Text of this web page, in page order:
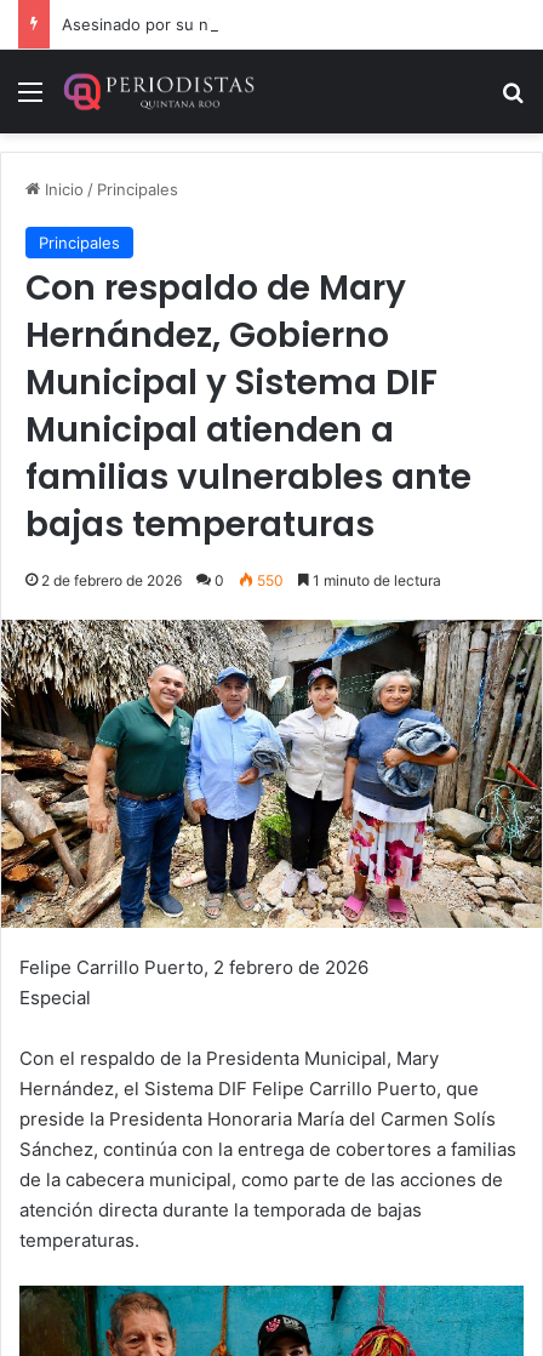
Menú
Inicio / Principales
Principales
Con respaldo de Mary
Hernández, Gobierno
Municipal y Sistema DIF
Municipal atienden a
familias vulnerables ante
bajas temperaturas
2 de febrero de 2026 0 550 1 minuto de lectura
Felipe Carrillo Puerto, 2 febrero de 2026
Especial
Con el respaldo de la Presidenta Municipal, Mary
Hernández, el Sistema DIF Felipe Carrillo Puerto, que
preside la Presidenta Honoraria María del Carmen Solís
Sánchez, continúa con la entrega de cobertores a familias
de la cabecera municipal, como parte de las acciones de
atención directa durante la temporada de bajas
temperaturas.